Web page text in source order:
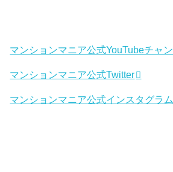
マンションマニア公式YouTubeチャ
マンションマニア公式Twitter
マンションマニア公式インスタグラム